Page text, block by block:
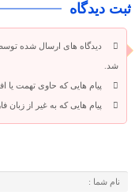
ثبت دیدگاه
دیدگاه های ارسال شده
شد.
پیام هایی که حاوی تهمت یا
پیام هایی که به غیر از